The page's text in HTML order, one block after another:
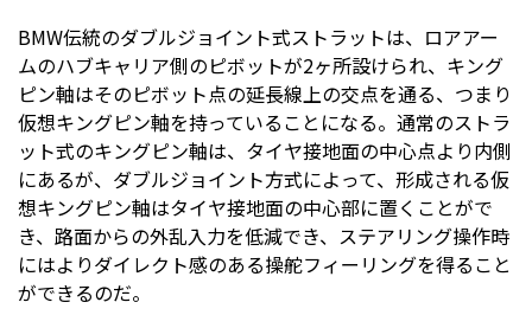
BMW伝統のダブルジョイント式ストラットは、ロアアー
ムのハブキャリア側のピボットが2ヶ所設けられ、キング
ピン軸はそのピボット点の延長線上の交点を通る、つまり
仮想キングピン軸を持っていることになる。通常のストラ
ット式のキングピン軸は、タイヤ接地面の中心点より内側
にあるが、ダブルジョイント方式によって、形成される仮
想キングピン軸はタイヤ接地面の中心部に置くことがで
き、路面からの外乱入力を低減でき、ステアリング操作時
にはよりダイレクト感のある操舵フィーリングを得ること
ができるのだ。